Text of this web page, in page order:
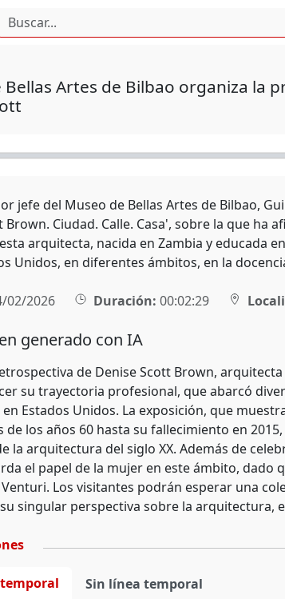
Bellas Artes de Bilbao organiza la
jefe del Museo de Bellas Artes de Bilbao,
Brown. Ciudad. Calle. Casa', sobre la que ha
arquitecta, nacida en Zambia y educada
Unidos, en diferentes ámbitos, en la
02/2026 Duración: 00:02:29
generado con IA
de Denise Scott Brown,
su trayectoria profesional, que abarcó
Estados Unidos. La exposición, que
de los años 60 hasta su fallecimiento en
la arquitectura del siglo XX. Además de
el papel de la mujer en este ámbito, dado
Los visitantes podrán esperar una
singular perspectiva sobre la arquitectura,
Sin línea temporal